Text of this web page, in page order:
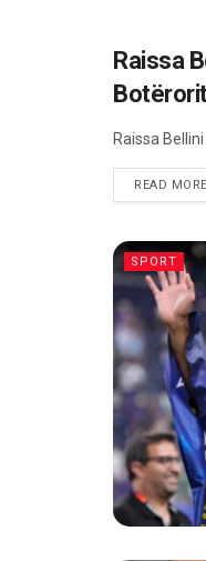
MAGAZINA
Raissa
Raissa
READ MORE
SPORT